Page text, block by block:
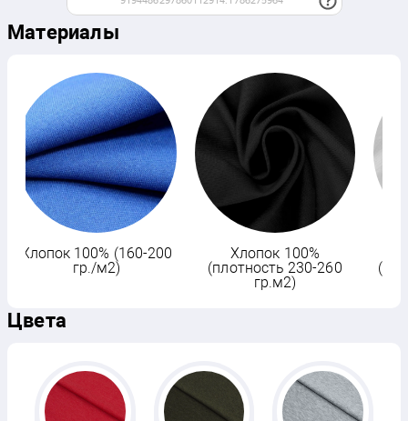
Материалы
Хлопок 100% (160-200
гр./м2)
Хлопок 100%
(плотность 230-260
гр.м2)
Цвета